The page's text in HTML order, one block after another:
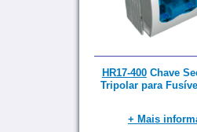
HR17-400Chave
Tripolar para
+ Mais